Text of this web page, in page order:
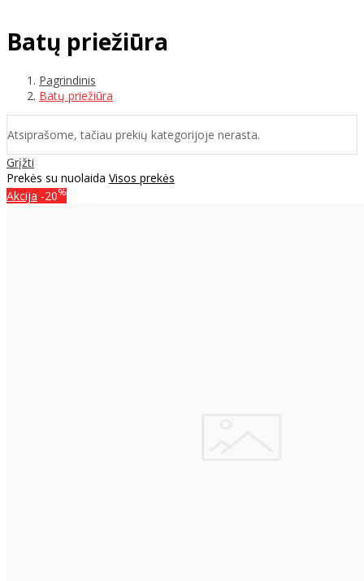
Batų priežiūra
Pagrindinis
Batų priežiūra
Atsiprašome, tačiau prekių kategorijoje nerasta.
Grįžti
Prekės su nuolaida Visos prekės
Akcija -20%